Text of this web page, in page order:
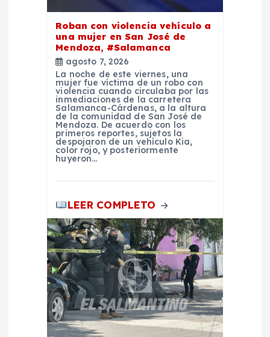
Roban con violencia vehículo a
una mujer en San José de
Mendoza, #Salamanca
agosto 7, 2026
La noche de este viernes, una
mujer fue víctima de un robo con
violencia cuando circulaba por las
inmediaciones de la carretera
Salamanca-Cárdenas, a la altura
de la comunidad de San José de
Mendoza. De acuerdo con los
primeros reportes, sujetos la
despojaron de un vehículo Kia,
color rojo, y posteriormente
huyeron…
LEER COMPLETO